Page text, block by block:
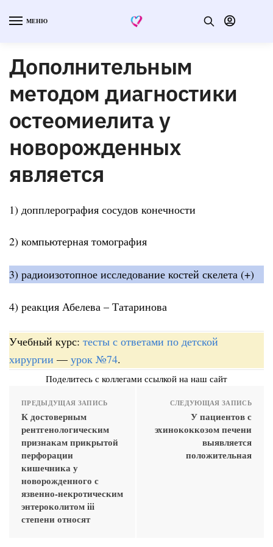
МЕНЮ
Дополнительным
методом диагностики
остеомиелита у
новорожденных
является
1) допплерография сосудов конечности
2) компьютерная томография
3) радиоизотопное исследование костей скелета (+)
4) реакция Абелева – Татаринова
Учебный курс: тесты с ответами по детской
хирургии — урок №74.
Поделитесь с коллегами ссылкой на наш сайт
ПРЕДЫДУЩАЯ ЗАПИСЬ
К достоверным
рентгенологическим
признакам прикрытой
перфорации
кишечника у
новорожденного с
язвенно-некротическим
энтероколитом iii
степени относят
СЛЕДУЮЩАЯ ЗАПИСЬ
У пациентов с
эхинококкозом печени
выявляется
положительная